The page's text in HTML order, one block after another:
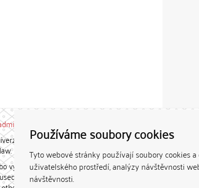
Používáme soubory cookies
Tyto webové stránky používají soubory cookies
uživatelského prostředí, analýzy návštěvnosti
návštěvnosti.
repozitar [at] cuni.cz
Karlovy. / Each constituent
vydávány za studijní, vědeckou
for any commercial purposes